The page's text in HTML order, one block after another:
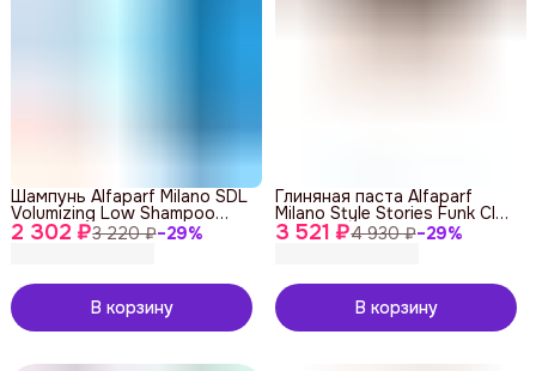
2 302 ₽3 220 ₽−29%
Шампунь Alfaparf Milano SDL
Volumizing Low Shampoo
250 ml
В корзину
3 521 ₽4 930 ₽−29%
Глиняная паста Alfaparf
Milano Style Stories Funk Clay
100 ml
В корзину